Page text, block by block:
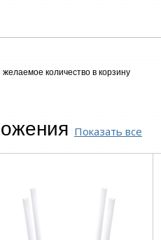
количество в корзину
Показать все